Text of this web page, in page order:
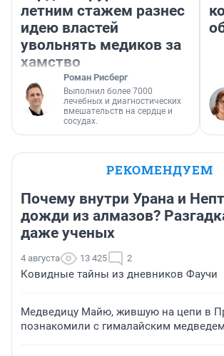
летним стажем разнес
идею властей
увольнять медиков за
хамство
Роман Рисберг
Выполнил более 7000
лечебных и диагностических
вмешательств на сердце и
сосудах.
РЕКОМЕНДУЕМ
Почему внутри Урана и
дожди из алмазов?
даже ученых
4 августа 13 425 2
Ковидные тайны из дневников Фаучи
Медведицу Майю, жившую на цепи в
познакомили с гималайским